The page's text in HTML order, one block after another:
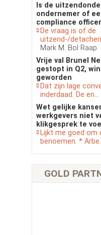
Is de
ondernemer of
compliance
De vraag is of de
uitzend-/
Mark M. Bol Raap
Vrije val Brunel
gestopt in Q2,
geworden
Dat zijn lage
inderdaad. De en...
Wet gelijke
werkgevers niet
klikgesprek te
Lijkt me goed om
benoemen. *
GOLD